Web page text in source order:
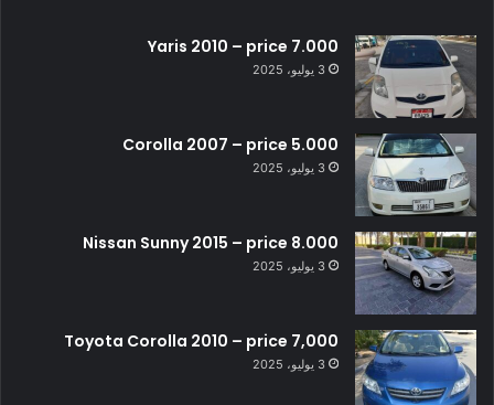
Yaris 2010 – price 7.000
3 يوليو، 2025
Corolla 2007 – price 5.000
3 يوليو، 2025
Nissan Sunny 2015 – price 8.000
3 يوليو، 2025
Toyota Corolla 2010 – price 7,000
3 يوليو، 2025